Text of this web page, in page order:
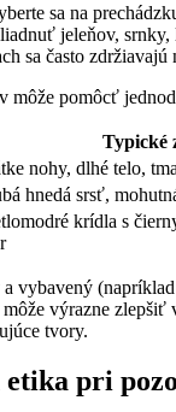
‍sa na
jeleňov, srnky,
sa ⁣často
môže pomôcť
Typické
nohy,‍ dlhé telo,
‌hnedá srsť,
⁤krídla s
vybavený⁤
výrazne zlepšiť
tvory.
etika⁢ pri